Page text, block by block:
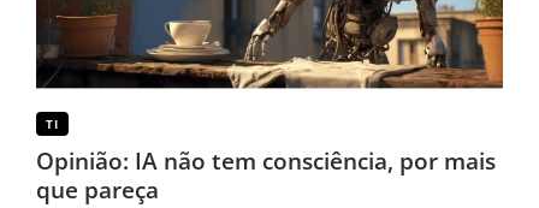
TI
Opinião: IA não tem consciência, por mais
que pareça